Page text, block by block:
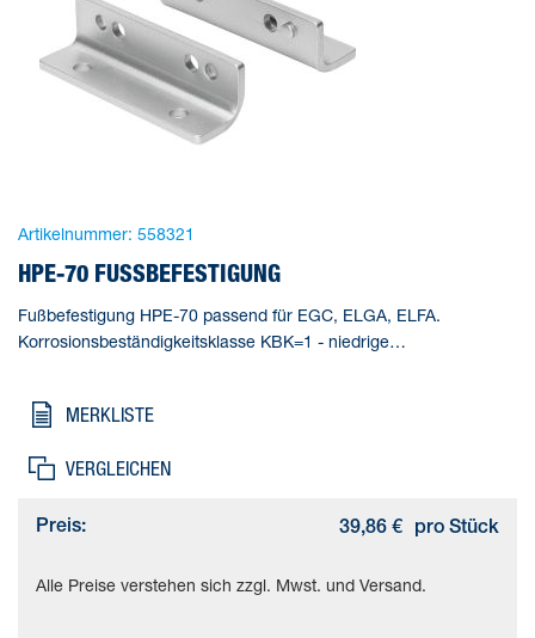
Artikelnummer: 558321
HPE-70 FUSSBEFESTIGUNG
Fußbefestigung HPE-70 passend für EGC, ELGA, ELFA.
Korrosionsbeständigkeitsklasse KBK=1 - niedrige
MERKLISTE
VERGLEICHEN
Preis: 39,86 € pro Stück
Alle Preise verstehen sich zzgl. Mwst. und Versand.